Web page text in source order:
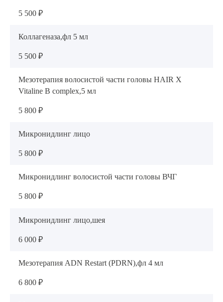
5 500 ₽
Коллагеназа,фл 5 мл
5 500 ₽
Мезотерапия волосистой части головы HAIR X
Vitaline В complex,5 мл
5 800 ₽
Микронидлинг лицо
5 800 ₽
Микронидлинг волосистой части головы ВЧГ
5 800 ₽
Микронидлинг лицо,шея
6 000 ₽
Мезотерапия ADN Restart (PDRN),фл 4 мл
6 800 ₽